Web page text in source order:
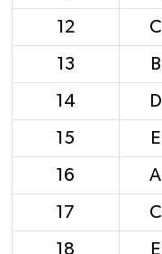
12 C
13 B
14 D
15 E
16 A
17 C
18 E